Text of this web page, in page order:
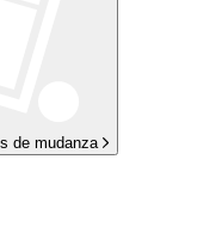
de mudanza